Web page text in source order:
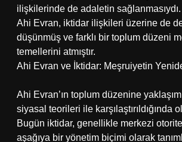
ilişkilerinde de adaletin
Ahi Evran, iktidar ilişkileri üzerine de
düşünmüş ve farklı bir toplum düzeni
temellerini atmıştır.
Ahi Evran ve İktidar: Meşruiyetin
Ahi Evran’ın toplum düzenine
siyasal teorileri ile karşılaştırıldığında
Bugün iktidar, genellikle merkezi
aşağıya bir yönetim biçimi olarak